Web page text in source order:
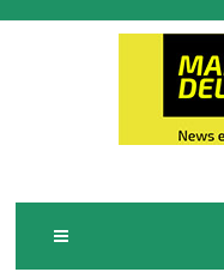
Notizie Turistiche